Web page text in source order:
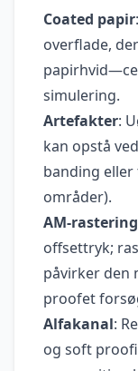
Coated papir
overflade,
simulering.
Artefakter:
kan opstå
banding
områder).
AM-rastering
offsettryk;
påvirker den
proofet
Alfakanal:
og soft